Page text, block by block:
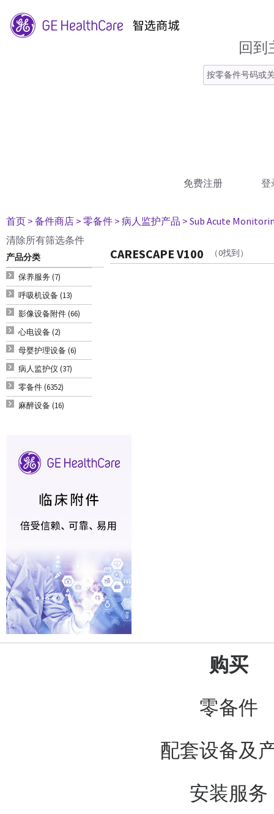
回到
免费注册 登
首页 > 备件商店 > 零备件 > 病人监护产品 > Sub Acute
清除所有筛选条件
产品分类
保养服务 (7)
呼吸机设备 (13)
影像设备附件 (66)
心电设备 (2)
母婴护理设备 (6)
病人监护仪 (37)
零备件 (6352)
麻醉设备 (16)
CARESCAPE V100 （0找到）
购买
零备件
配套设备及
安装服务